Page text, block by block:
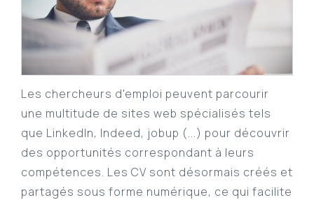
Les chercheurs d'emploi peuvent parcourir
une multitude de sites web spécialisés tels
que LinkedIn, Indeed, jobup (...) pour découvrir
des opportunités correspondant à leurs
compétences. Les CV sont désormais créés et
partagés sous forme numérique, ce qui facilite